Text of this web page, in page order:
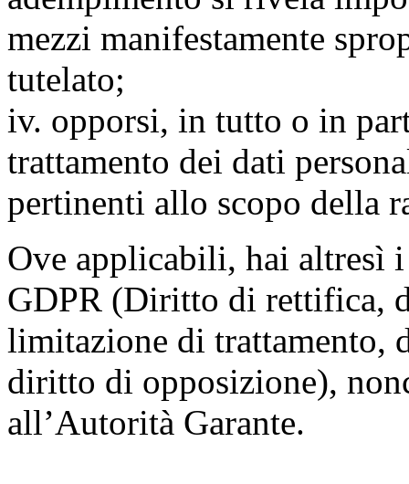
mezzi manifestamente
tutelato;
iv. opporsi, in tutto o in
trattamento dei dati
pertinenti allo scopo della
Ove applicabili, hai
GDPR (Diritto di rettifica,
limitazione di trattamento,
diritto di opposizione),
all’Autorità Garante.